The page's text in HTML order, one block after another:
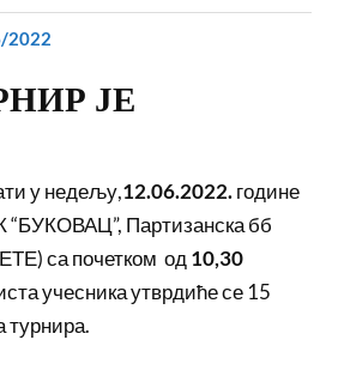
2022
ЈЕ
у недељу,12.06.2022.године
“БУКОВАЦ”, Партизанска бб
са почетком од 10,30
учесника утврдиће се 15
турнира.